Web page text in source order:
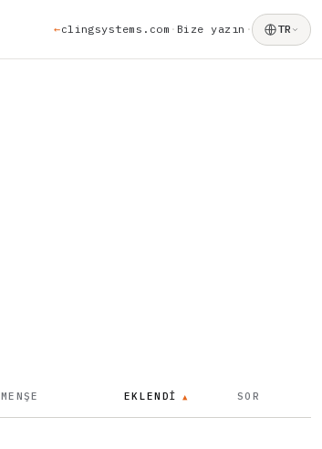
←clingsystems.com · Bize yazın · TR
MENŞE EKLENDI ▲ SOR